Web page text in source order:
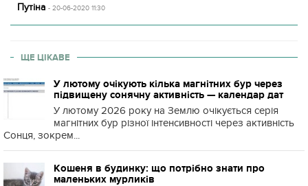
Путіна - 20-06-2020 11:30
ЩЕ ЦІКАВЕ
У лютому очікують кілька магнітних бур через
підвищену сонячну активність — календар дат
У лютому 2026 року на Землю очікується серія
магнітних бур різної інтенсивності через активність
Сонця, зокрем...
Кошеня в будинку: що потрібно знати про
маленьких мурликів